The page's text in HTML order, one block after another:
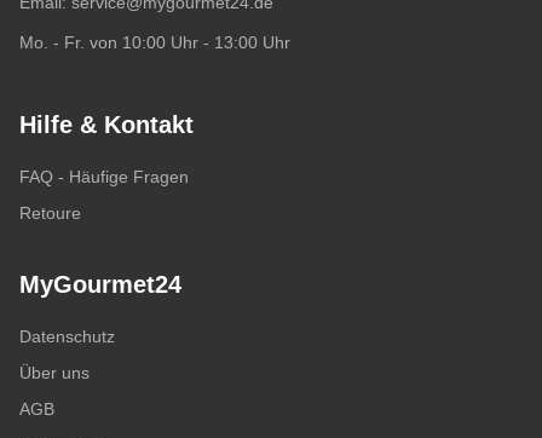
Mo. - Fr. von 10:00 Uhr - 13:00 Uhr
Hilfe & Kontakt
FAQ - Häufige Fragen
Retoure
MyGourmet24
Datenschutz
Über uns
AGB